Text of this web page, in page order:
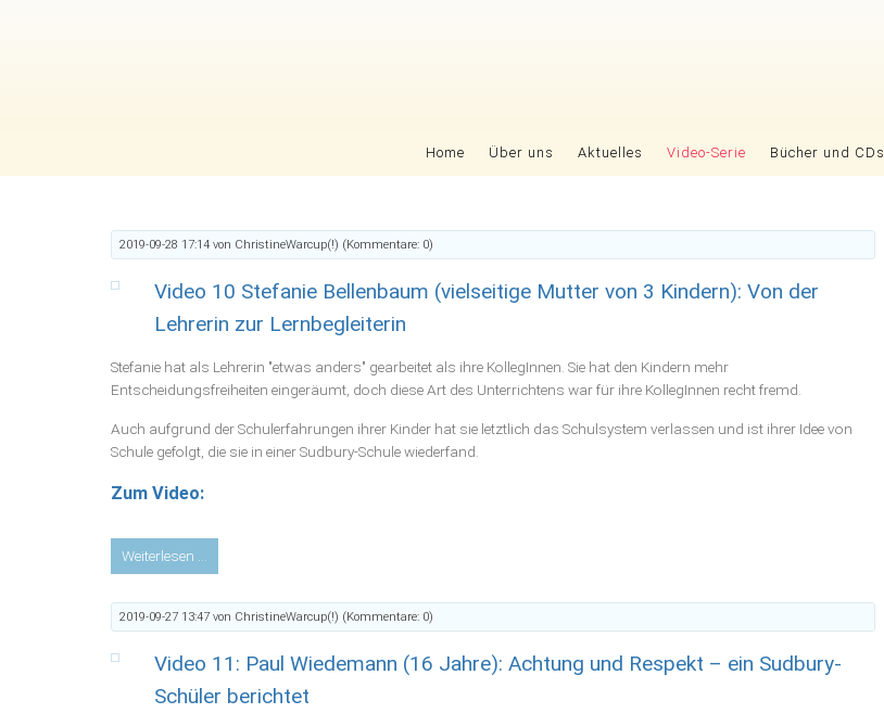
Home
Über uns Aktuelles Video-Serie Bücher und CDs
2019-09-28 17:14 von ChristineWarcup(!) (Kommentare: 0)
Video 10 Stefanie Bellenbaum (vielseitige Mutter von 3 Kindern): Von der
Lehrerin zur Lernbegleiterin
Stefanie hat als Lehrerin "etwas anders" gearbeitet als ihre KollegInnen. Sie hat den Kindern mehr
Entscheidungsfreiheiten eingeräumt, doch diese Art des Unterrichtens war für ihre KollegInnen recht fremd.
Auch aufgrund der Schulerfahrungen ihrer Kinder hat sie letztlich das Schulsystem verlassen und ist ihrer Idee von
Schule gefolgt, die sie in einer Sudbury-Schule wiederfand.
Zum Video:
Weiterlesen …
10
Stefanie
Bellenbaum
Mutter
von
2019-09-27 13:47 von ChristineWarcup(!) (Kommentare: 0)
Video 11: Paul Wiedemann (16 Jahre): Achtung und Respekt – ein Sudbury-
Schüler berichtet